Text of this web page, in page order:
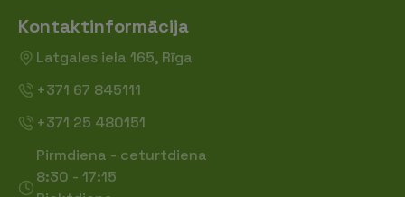
Kontaktinformācija
Latgales iela 165, Rīga
+371 67 845111
+371 25 480151
Pirmdiena - ceturtdiena
8:30 - 17:15